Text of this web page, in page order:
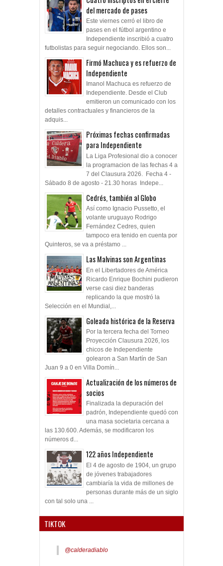
del mercado de pases
Este viernes cerró el libro de
pases en el fútbol argentino e
Independiente inscribió a cuatro
futbolistas para seguir negociando. Ellos son...
Firmó Machuca y es refuerzo de
Independiente
Imanol Machuca es refuerzo de
Independiente. Desde el Club
emitieron un comunicado con los
detalles contractuales y financieros de la
adquis...
Próximas fechas confirmadas
para Independiente
La Liga Profesional dio a conocer
la programacion de las fechas 4 a
7 del Clausura 2026. Fecha 4 -
Sábado 8 de agosto - 21.30 horas Indepe...
Cedrés, también al Globo
Así como Ignacio Pussetto, el
volante uruguayo Rodrigo
Fernández Cedres, quien
tampoco era tenido en cuenta por
Quinteros, se va a préstamo ...
Las Malvinas son Argentinas
En el Libertadores de América
Ricardo Enrique Bochini pudieron
verse casi diez banderas
replicando la que mostró la
Selección en el Mundial,...
Goleada histórica de la Reserva
Por la tercera fecha del Torneo
Proyección Clausura 2026, los
chicos de Independiente
golearon a San Martín de San
Juan 9 a 0 en Villa Domín...
Actualización de los números de
socios
Finalizada la depuración del
padrón, Independiente quedó con
una masa societaria cercana a
las 130.600. Además, se modificaron los
números d...
122 años Independiente
El 4 de agosto de 1904, un grupo
de jóvenes trabajadores
cambiaría la vida de millones de
personas durante más de un siglo
con tal solo una ...
TIKTOK
@calderadiablo